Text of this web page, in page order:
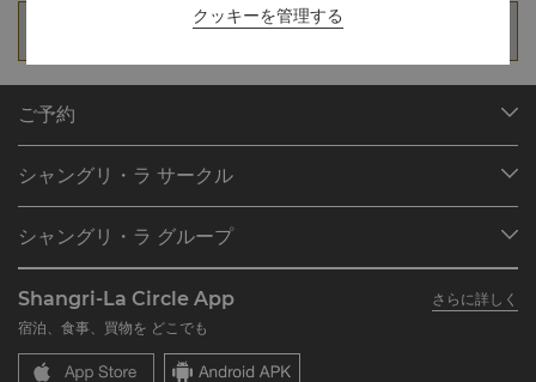
ゲスト情報
ご予約
ご予約の検索
レストラン＆バー
シャングリ・ラ サークル
シャングリ・ラ サークルに入会
よくあるお問合せや質問
SLCに関するお問い合わせ
シャングリ・ラ グループ
シャングリ・ラ ブランド
シャングリ・ラ センター
レジデンス
採用情報
企業の社会的責任
ニュース
Shangri-La Circle App
さらに詳しく
宿泊、食事、買物を どこでも
クッキーを管理する